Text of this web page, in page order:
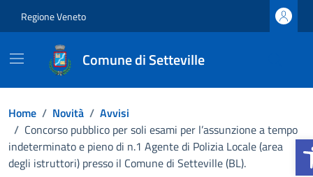
Regione Veneto
Comune di Setteville
Home / Novità / Avvisi
/ Concorso pubblico per soli esami per l’assunzione a tempo
indeterminato e pieno di n.1 Agente di Polizia Locale (area
degli istruttori) presso il Comune di Setteville (BL).